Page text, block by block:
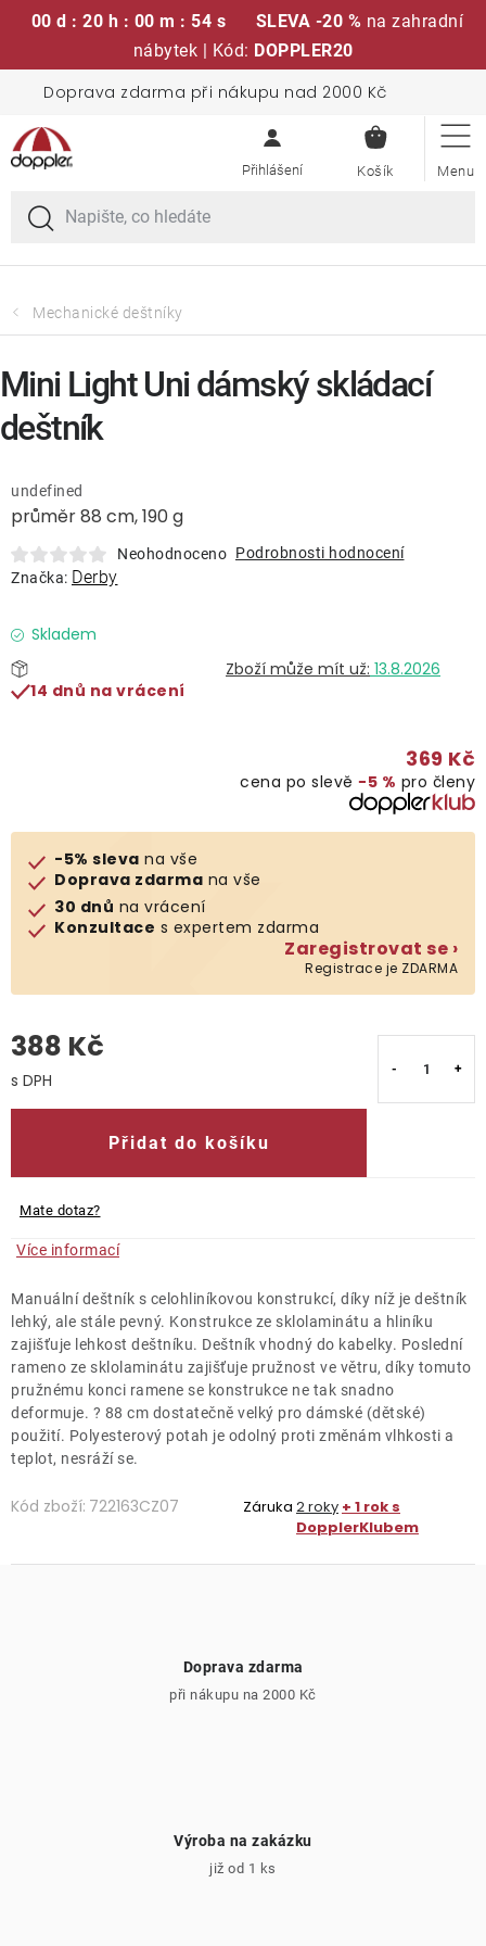
00 d : 20 h : 00 m : 53 s SLEVA -20 % na zahradní
nábytek | Kód: DOPPLER20
obsah
Doprava zdarma při nákupu nad 2000 Kč
KOŠÍK
Sedací soupravy
Slunečníky
Křesla a židle
Lavice a houpačky
Lehátka
Doplňky
Deštníky
Gastro produkty
Klub výhod
Mechanické deštníky
průměr 88 cm, 190 g
undefined
Neohodnoceno Podrobnosti hodnocení
Značka: Derby
Skladem
13.8.2026
14 dnů na vrácení
369 Kč
cena po slevě −5 % pro členy
-5% sleva na vše
Doprava zdarma na vše
30 dnů na vrácení
Konzultace s expertem zdarma
Zaregistrovat se ›
Registrace je ZDARMA
388 Kč
Přidat do košíku
Mate dotaz?
Více informací
Manuální deštník s celohliníkovou konstrukcí, díky níž je deštník
lehký, ale stále pevný. Konstrukce ze sklolaminátu a hliníku
zajišťuje lehkost deštníku. Deštník vhodný do kabelky. Poslední
rameno ze sklolaminátu zajišťuje pružnost ve větru, díky tomuto
pružnému konci ramene se konstrukce ne tak snadno
deformuje. ? 88 cm dostatečně velký pro dámské (dětské)
použití. Polyesterový potah je odolný proti změnám vlhkosti a
teplot, nesráží se.
Kód zboží: 722163CZ07 Záruka 2 roky + 1 rok s
DopplerKlubem
Mini Light Uni dámský skládací
deštník
Doprava zdarma
při nákupu na 2000 Kč
Výroba na zakázku
již od 1 ks